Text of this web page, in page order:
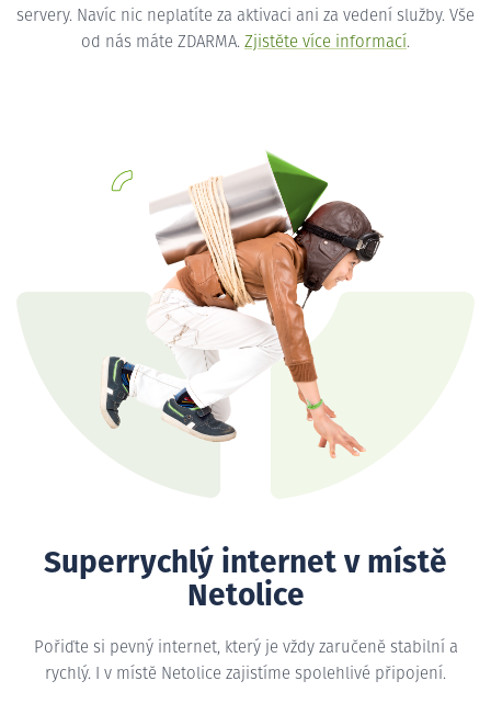
servery. Navíc nic neplatíte za aktivaci ani za vedení služby. Vše
od nás máte ZDARMA. Zjistěte více informací.
Superrychlý internet v místě
Netolice
Pořiďte si pevný internet, který je vždy zaručeně stabilní a
rychlý. I v místě Netolice zajistíme spolehlivé připojení.